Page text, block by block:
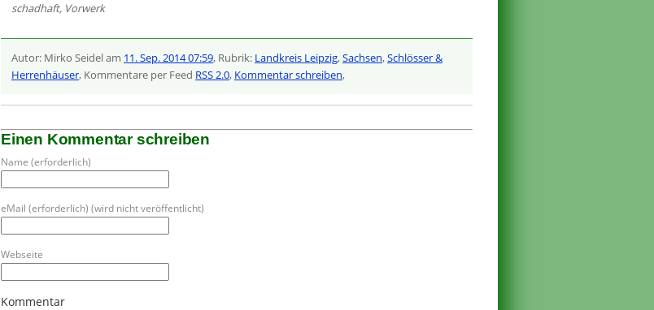
schadhaft, Vorwerk
Autor: Mirko Seidel am 11. Sep. 2014 07:59, Rubrik: Landkreis Leipzig,Sachsen,Schlösser &
Herrenhäuser, Kommentare per Feed RSS 2.0, Kommentar schreiben,
Einen Kommentar schreiben
Name (erforderlich)
eMail (erforderlich) (wird nicht veröffentlicht)
Webseite
Kommentar